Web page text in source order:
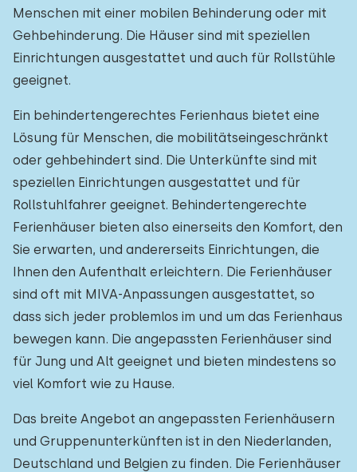
1 5 10 20 30
Zum Meer (max. km):
1
1 2 5 10 20
Zum Wasser(max. km):
Zu öffentlichen Verkehrsmitteln :
0,2 0,5 1 2 5
Unterkunft
Nicht im Ferienpark
Im Ferienpark
Menschen mit einer mobilen Behinderung oder mit
Gehbehinderung. Die Häuser sind mit speziellen
Einrichtungen ausgestattet und auch für Rollstühle
geeignet.
Ein behindertengerechtes Ferienhaus bietet eine
Lösung für Menschen, die mobilitätseingeschränkt
oder gehbehindert sind. Die Unterkünfte sind mit
speziellen Einrichtungen ausgestattet und für
Rollstuhlfahrer geeignet. Behindertengerechte
Ferienhäuser bieten also einerseits den Komfort, den
Sie erwarten, und andererseits Einrichtungen, die
Ihnen den Aufenthalt erleichtern. Die Ferienhäuser
sind oft mit MIVA-Anpassungen ausgestattet, so
dass sich jeder problemlos im und um das Ferienhaus
bewegen kann. Die angepassten Ferienhäuser sind
für Jung und Alt geeignet und bieten mindestens so
viel Komfort wie zu Hause.
Das breite Angebot an angepassten Ferienhäusern
und Gruppenunterkünften ist in den Niederlanden,
Deutschland und Belgien zu finden. Die Ferienhäuser